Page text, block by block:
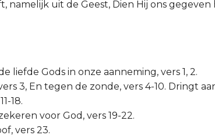
namelijk uit de Geest, Dien Hij ons gegeven
liefde Gods in onze aanneming, vers 1, 2.
3, En tegen de zonde, vers 4-10. Dringt
18.
voor God, vers 19-22.
vers 23.